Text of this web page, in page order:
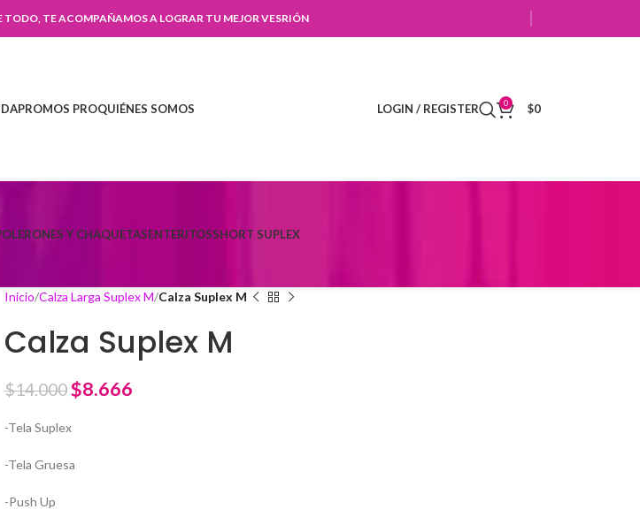
TODO, TE ACOMPAÑAMOS A LOGRAR TU MEJOR VESRIÓN
PROMOS PROQUIÉNES SOMOS LOGIN / REGISTER 0 $0
Y CHAQUETASENTERITOSSHORT SUPLEX
Inicio Calza Larga Suplex M Calza Suplex M
Calza Suplex M
$14.000$8.666
-Tela Suplex
-Tela Gruesa
-Push Up